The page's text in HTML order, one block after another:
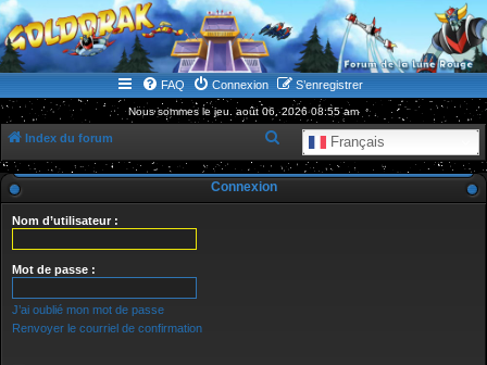
WWW.GOLDORAKGO.COM
le site de la Lune Rouge
FAQ Connexion S’enregistrer
Nous sommes le jeu. août 06, 2026 08:55 am
Index du forum Français
e
Connexion
Nom d’utilisateur :
Mot de passe :
J’ai oublié mon mot de passe
Renvoyer le courriel de confirmation